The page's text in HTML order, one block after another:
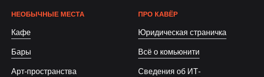
НЕОБЫЧНЫЕ МЕСТА
Кафе
Бары
Арт-пространства
ПРО КАВЁР
Юридическая страничка
Всё о комьюнити
Сведения об ИТ-